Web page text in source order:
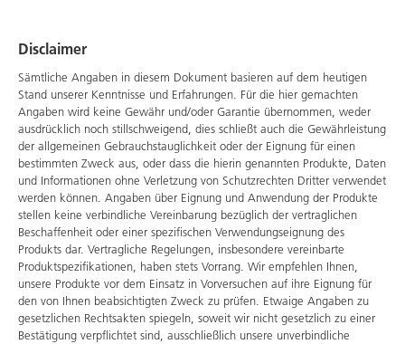
Disclaimer
Sämtliche Angaben in diesem Dokument basieren auf dem heutigen
Stand unserer Kenntnisse und Erfahrungen. Für die hier gemachten
Angaben wird keine Gewähr und/oder Garantie übernommen, weder
ausdrücklich noch stillschweigend, dies schließt auch die Gewährleistung
der allgemeinen Gebrauchstauglichkeit oder der Eignung für einen
bestimmten Zweck aus, oder dass die hierin genannten Produkte, Daten
und Informationen ohne Verletzung von Schutzrechten Dritter verwendet
werden können. Angaben über Eignung und Anwendung der Produkte
stellen keine verbindliche Vereinbarung bezüglich der vertraglichen
Beschaffenheit oder einer spezifischen Verwendungseignung des
Produkts dar. Vertragliche Regelungen, insbesondere vereinbarte
Produktspezifikationen, haben stets Vorrang. Wir empfehlen Ihnen,
unsere Produkte vor dem Einsatz in Vorversuchen auf ihre Eignung für
den von Ihnen beabsichtigten Zweck zu prüfen. Etwaige Angaben zu
gesetzlichen Rechtsakten spiegeln, soweit wir nicht gesetzlich zu einer
Bestätigung verpflichtet sind, ausschließlich unsere unverbindliche